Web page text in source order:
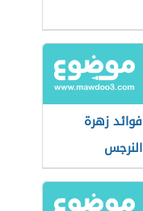
فوائد زهرة
النرجس